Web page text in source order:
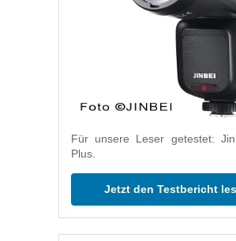
Für unsere Leser getestet:
Plus.
Jetzt den Testbericht